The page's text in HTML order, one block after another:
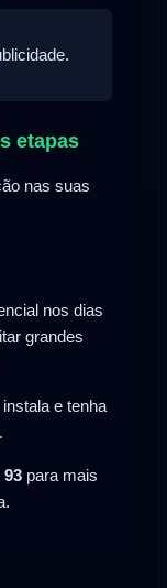
etapas
nas suas
nos dias
grandes
e tenha
93 para mais